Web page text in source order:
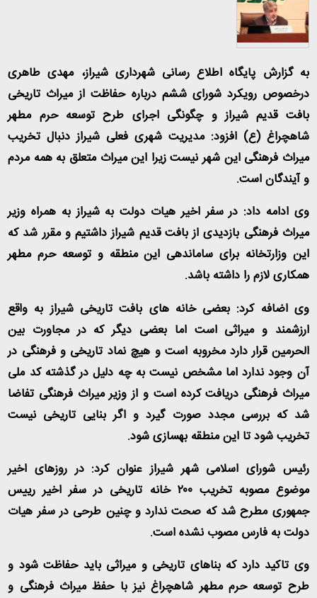
به گزارش پایگاه اطلاع رسانی شهرداری شیراز، مهدی طاهری
درخصوص رویکرد شورای ششم درباره حفاظت از میراث تاریخی
بافت قدیم شیراز و چگونگی اجرای طرح توسعه حرم مطهر
شاهچراغ (ع) افزود: مدیریت شهری فعلی شیراز دنبال تخریب
میراث فرهنگی این شهر نیست زیرا این میراث متعلق به همه مردم
و آیندگان است.
وی ادامه داد: در سفر اخیر هیات دولت به شیراز به همراه وزیر
میراث فرهنگی بازدیدی از بافت قدیم شیراز داشتیم و مقرر شد که
این وزارتخانه برای ساماندهی این منطقه و توسعه حرم مطهر
همکاری لازم را داشته باشد.
وی اضافه کرد: بعضی خانه های بافت تاریخی شیراز به واقع
ارزشمند و میراثی است اما بعضی دیگر که در مجاورت بین
الحرمین قرار دارد مخروبه است و هیچ نماد تاریخی و فرهنگی در
آن وجود ندارد اما مشخص نیست به چه دلیل در گذشته کد ملی
میراث فرهنگی دریافت کرده است و از وزیر میراث فرهنگی تفاضا
شد که بررسی مجدد صورت گیرد و اگر بنایی تاریخی نیست
تخریب شود تا این منطقه بهسازی شود.
رئیس شورای اسلامی شهر شیراز عنوان کرد: در روزهای اخیر
موضوع مصوبه تخریب ۲۰۰ خانه تاریخی در سفر اخیر رییس
جمهوری مطرح شد که صحت ندارد و چنین طرحی در سفر هیات
دولت به فارس مصوب نشده است.
وی تاکید دارد که بناهای تاریخی و میراثی باید حفاظت شود و
طرح توسعه حرم مطهر شاهچراغ نیز با حفظ میراث فرهنگی و